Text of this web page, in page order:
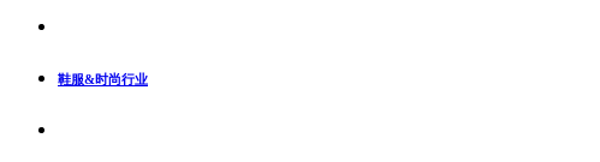
鞋服&时尚行业